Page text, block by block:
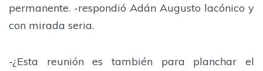
permanente. -respondió Adán Augusto lacónico y
con mirada seria.
-¿Esta reunión es también para planchar el